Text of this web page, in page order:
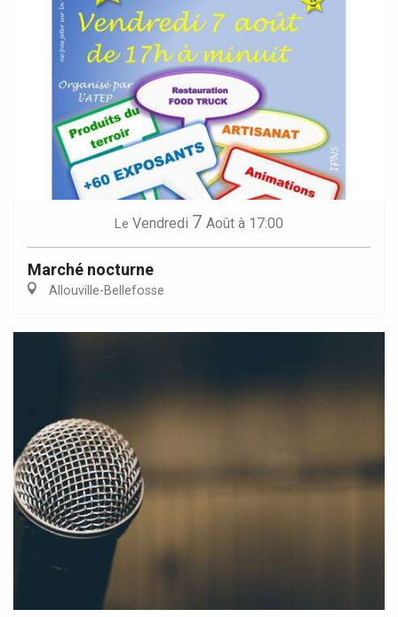
Le Vendredi 7 Août à 17:00
Marché nocturne
Allouville-Bellefosse